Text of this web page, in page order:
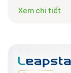
Xem chi tiết